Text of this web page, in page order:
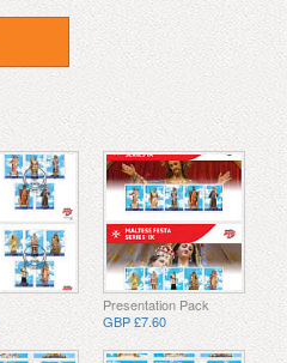
Presentation Pack
GBP £7.60